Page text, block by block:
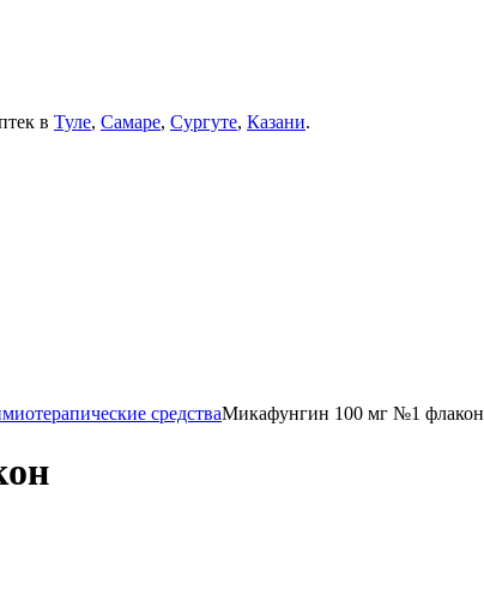
в Туле, Самаре, Сургуте, Казани.
средстваМикафунгин 100 мг №1 флакон